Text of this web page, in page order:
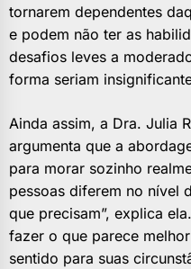
tornarem dependentes
e podem não ter as
desafios leves a
forma seriam
Ainda assim, a Dra. Julia
argumenta que a
para morar sozinho
pessoas diferem no nível
que precisam”, explica
fazer o que parece
sentido para suas